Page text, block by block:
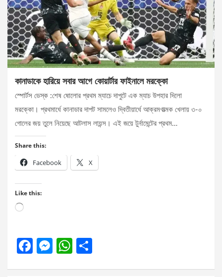
কানাডাকে হারিয়ে সবার আগে কোয়ার্টার ফাইনালে মরক্কো
স্পোর্টস ডেস্ক :শেষ ষোলোর প্রথম ম্যাচে দাপুটে এক ম্যাচ উপহার দিলো
মরক্কো। প্রথমার্ধে কানাডার দাপট সামলেও দ্বিতীয়ার্ধে আক্রমণাত্মক খেলায় ৩-০
গোলের জয় তুলে নিয়েছে আটলাস লায়ন্স। এই জয়ে টুর্নামেন্টের প্রথম…
Share this:
Facebook X
Like this:
Loading…
F
M W